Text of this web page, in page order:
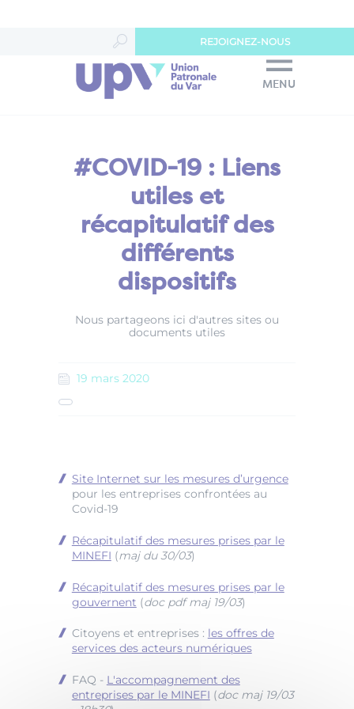
MENU
REJOIGNEZ-NOUS
#COVID-19 : Liens
utiles et
récapitulatif des
différents
dispositifs
Nous partageons ici d'autres sites ou
documents utiles
19 mars 2020
Site Internet sur les mesures d’urgence
pour les entreprises confrontées au
Covid-19
Récapitulatif des mesures prises par le
MINEFI (maj du 30/03)
Récapitulatif des mesures prises par le
gouvernent (doc pdf maj 19/03)
Citoyens et entreprises : les offres de
services des acteurs numériques
FAQ - L'accompagnement des
entreprises par le MINEFI (doc maj 19/03